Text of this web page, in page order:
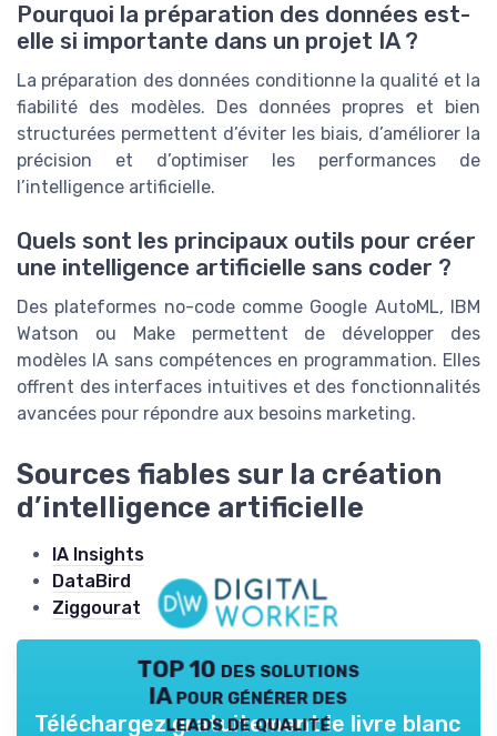
Pourquoi la préparation des données est-
elle si importante dans un projet IA ?
La préparation des données conditionne la qualité et la
fiabilité des modèles. Des données propres et bien
structurées permettent d’éviter les biais, d’améliorer la
précision et d’optimiser les performances de
l’intelligence artificielle.
Quels sont les principaux outils pour créer
une intelligence artificielle sans coder ?
Des plateformes no-code comme Google AutoML, IBM
Watson ou Make permettent de développer des
modèles IA sans compétences en programmation. Elles
offrent des interfaces intuitives et des fonctionnalités
avancées pour répondre aux besoins marketing.
Sources fiables sur la création
d’intelligence artificielle
IA Insights
DataBird
Ziggourat
TOP 10 des solutions
IA pour générer des
leads de qualité
Téléchargez gratuitement le livre blanc